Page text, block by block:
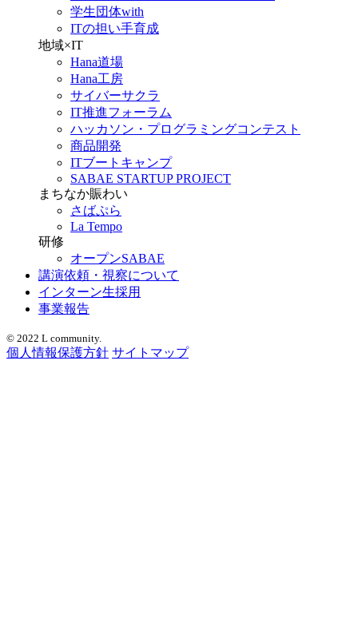
学生団体with
ITの担い手育成
地域×IT
Hana道場
Hana工房
サイバーサクラ
IT推進フォーラム
ハッカソン・プログラミングコンテスト
商品開発
ITブートキャンプ
SABAE STARTUP PROJECT
まちなか賑わい
さばぷら
La Tempo
研修
オープンSABAE
講演依頼・視察について
インターン生採用
事業報告
© 2022 L community.
個人情報保護方針 サイトマップ